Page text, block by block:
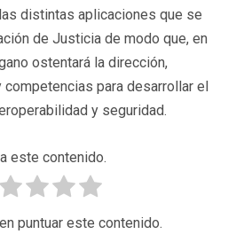
distintas aplicaciones que se
de Justicia de modo que, en
ostentará la dirección,
para desarrollar el
y seguridad.
este contenido.
puntuar este contenido.